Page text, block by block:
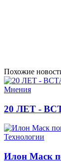
Похожие
Мнения
20 ЛЕТ -
Технологии
Илон Маск